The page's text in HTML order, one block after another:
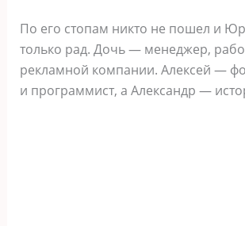
По его стопам никто не пошел и
только рад. Дочь — менеджер,
рекламной компании. Алексей —
и программист, а Александр —